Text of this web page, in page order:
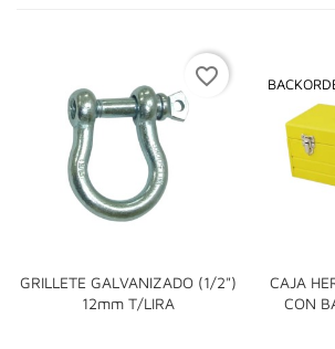
GRILLETE GALVANIZADO (1/2")
12mm T/LIRA
favorite_border
CAJA
CON